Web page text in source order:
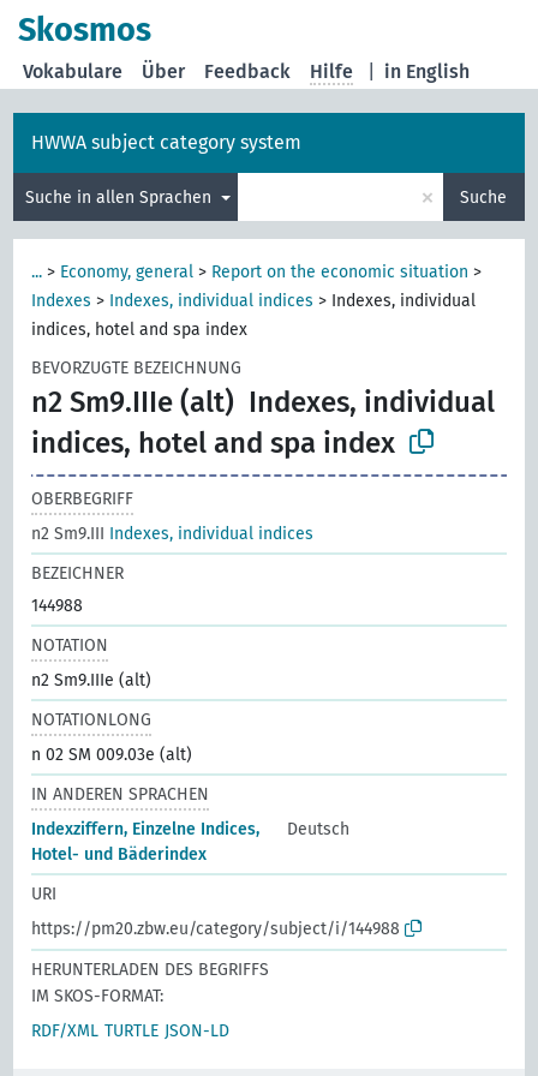
Skosmos
in English
Vokabulare Über Feedback Hilfe
HWWA subject category system
Suche in allen Sprachen × Suche
... > Economy, general > Report on the economic situation >
Indexes > Indexes, individual indices > Indexes, individual
indices, hotel and spa index
BEVORZUGTE BEZEICHNUNG
n2 Sm9.IIIe (alt) Indexes, individual
indices, hotel and spa index
OBERBEGRIFF
n2 Sm9.III Indexes, individual indices
BEZEICHNER
144988
NOTATION
n2 Sm9.IIIe (alt)
NOTATIONLONG
n 02 SM 009.03e (alt)
IN ANDEREN SPRACHEN
Indexziffern, Einzelne Indices,
Hotel- und Bäderindex
Deutsch
URI
https://pm20.zbw.eu/category/subject/i/144988
HERUNTERLADEN DES BEGRIFFS
IM SKOS-FORMAT:
RDF/XML TURTLE JSON-LD